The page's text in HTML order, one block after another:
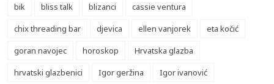
bik
bliss talk blizanci
cassie ventura
chix threading bar
djevica ellen vanjorek
eta kočić
goran navojec
horoskop
Hrvatska glazba
hrvatski glazbenici
Igor geržina
Igor ivanović